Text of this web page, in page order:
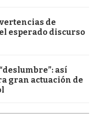
de
esperado discurso
así
gran actuación de